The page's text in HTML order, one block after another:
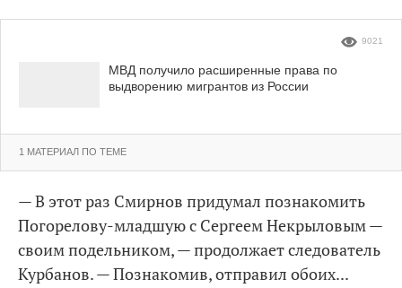
МВД получило расширенные права по
выдворению мигрантов из России
9021
1 МАТЕРИАЛ ПО ТЕМЕ
— В этот раз Смирнов придумал познакомить
Погорелову-младшую с Сергеем Некрыловым —
своим подельником, — продолжает следователь
Курбанов. — Познакомив, отправил обоих...